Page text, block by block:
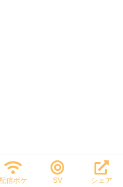
配信ポケ SV シェア